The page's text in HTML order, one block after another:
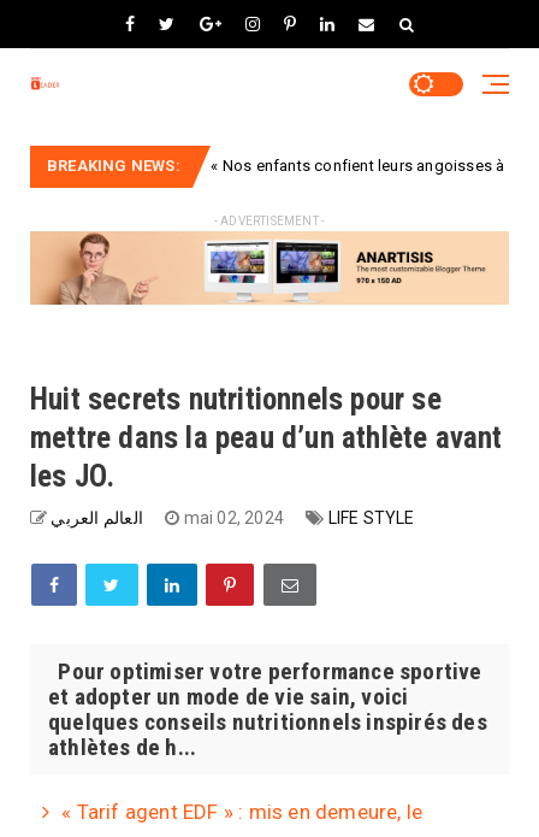
BREAKING NEWS:
Idées « Nos enfants confient leurs angoisses à l'IA. La nôtre
- ADVERTISEMENT -
Huit secrets nutritionnels pour se
mettre dans la peau d’un athlète avant
les JO.
العالم العربي mai 02, 2024 LIFE STYLE
Pour optimiser votre performance sportive
et adopter un mode de vie sain, voici
quelques conseils nutritionnels inspirés des
athlètes de h...
« Tarif agent EDF » : mis en demeure, le